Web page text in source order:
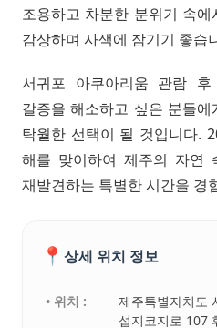
조용하고 차분한 분위기 속
감상하며 사색에 잠기기 좋습
서귀포 아쿠아리움 관람
갈증을 해소하고 싶은 분들
탁월한 선택이 될 것입니다.
해를 맞이하여 제주의 자연
재발견하는 특별한 시간을 경
📍 상세 위치 정보
• 위치 :
제주특별자치도
섭지코지로 107